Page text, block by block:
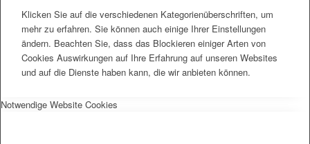
Klicken Sie auf die verschiedenen Kategorienüberschriften, um
mehr zu erfahren. Sie können auch einige Ihrer Einstellungen
ändern. Beachten Sie, dass das Blockieren einiger Arten von
Cookies Auswirkungen auf Ihre Erfahrung auf unseren Websites
und auf die Dienste haben kann, die wir anbieten können.
Notwendige Website Cookies